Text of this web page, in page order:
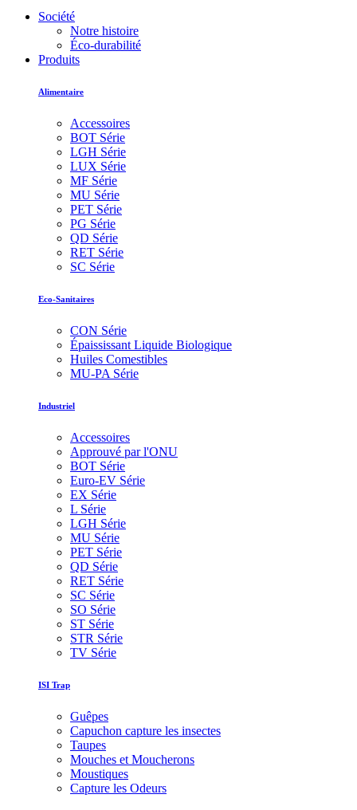
Société
Notre histoire
Éco-durabilité
Produits
Alimentaire
Accessoires
BOT Série
LGH Série
LUX Série
MF Série
MU Série
PET Série
PG Série
QD Série
RET Série
SC Série
Eco-Sanitaires
CON Série
Épaississant Liquide Biologique
Huiles Comestibles
MU-PA Série
Industriel
Accessoires
Approuvé par l'ONU
BOT Série
Euro-EV Série
EX Série
L Série
LGH Série
MU Série
PET Série
QD Série
RET Série
SC Série
SO Série
ST Série
STR Série
TV Série
ISI Trap
Guêpes
Capuchon capture les insectes
Taupes
Mouches et Moucherons
Moustiques
Capture les Odeurs